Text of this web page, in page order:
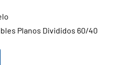
Planos Divididos 60/40